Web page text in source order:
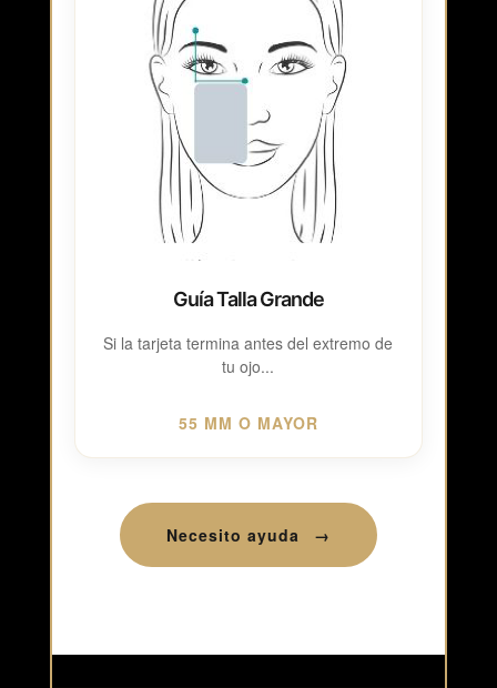
Guía Talla Grande
Si la tarjeta termina antes del extremo de
tu ojo...
55 MM O MAYOR
Necesito ayuda →